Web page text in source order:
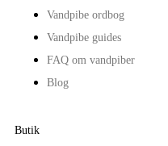
Vandpibe ordbog
Vandpibe guides
FAQ om vandpiber
Blog
Butik